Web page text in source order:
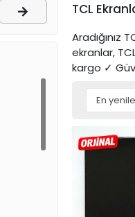
TCL
Aradığınız
ekranlar,
kargo ✓